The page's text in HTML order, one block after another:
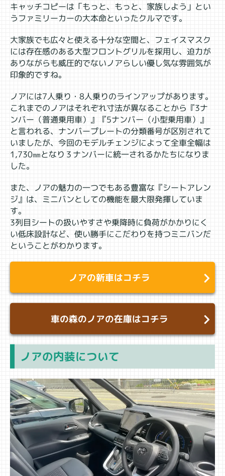
キャッチコピーは「もっと、もっと、家族しよう」とい
うファミリーカーの大本命といったクルマです。
大家族でも広々と使える十分な空間と、フェイスマスク
には存在感のある大型フロントグリルを採用し、迫力が
ありながらも威圧的でないノアらしい優し気な雰囲気が
印象的ですね。
ノアには7人乗り・8人乗りのラインアップがあります。
これまでのノアはそれぞれ寸法が異なることから『3ナ
ンバー（普通乗用車）』『5ナンバー（小型乗用車）』
と言われる、ナンバープレートの分類番号が区別されて
いましたが、今回のモデルチェンジによって全車全幅は
1,730㎜となり３ナンバーに統一されるかたちになりま
した。
また、ノアの魅力の一つでもある豊富な『シートアレン
ジ』は、ミニバンとしての機能を最大限発揮していま
す。
3列目シートの扱いやすさや乗降時に負荷がかかりにく
い低床設計など、使い勝手にこだわりを持つミニバンだ
ということがわかります。
ノアの新車はコチラ
車の森のノアの在庫はコチラ
ノアの内装について